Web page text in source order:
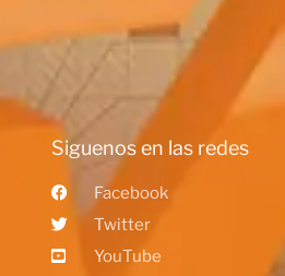
Siguenos en las redes
Facebook
Twitter
YouTube